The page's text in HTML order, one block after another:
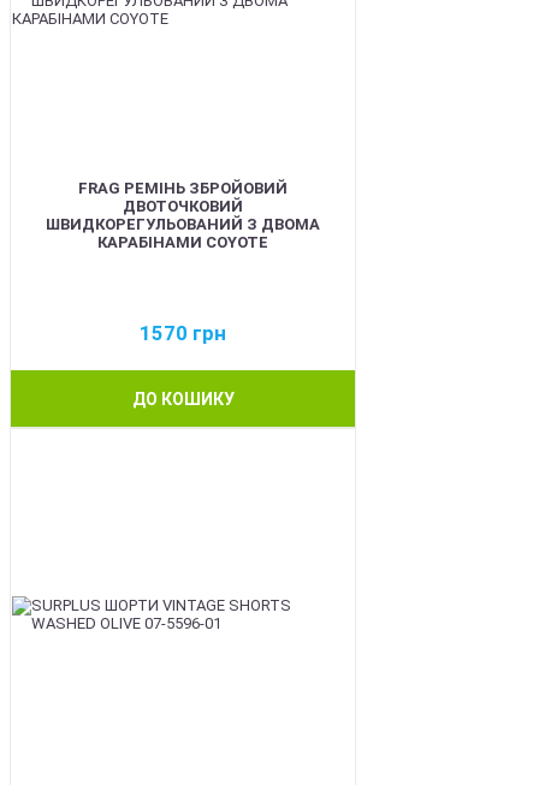
FRAG РЕМІНЬ ЗБРОЙОВИЙ
ДВОТОЧКОВИЙ
ШВИДКОРЕГУЛЬОВАНИЙ З ДВОМА
КАРАБІНАМИ COYOTE
1570 грн
ДО КОШИКУ